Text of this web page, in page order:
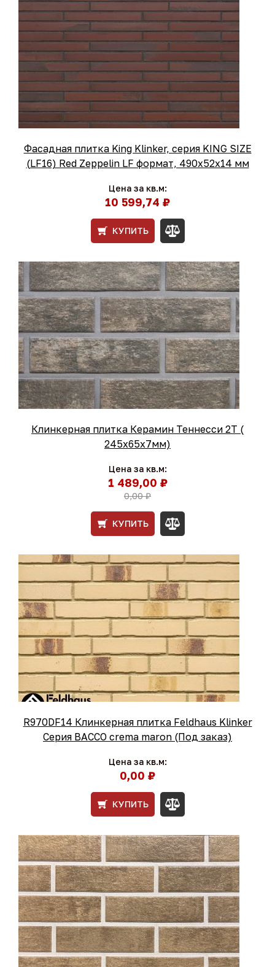
Фасадная плитка King Klinker, серия KING SIZE
(LF16) Red Zeppelin LF формат, 490х52х14 мм
Цена за кв.м:
10 599,74 ₽
КУПИТЬ
Клинкерная плитка Керамин Теннесси 2Т (
245x65x7мм)
Цена за кв.м:
1 489,00 ₽
0,00 ₽
КУПИТЬ
R970DF14 Клинкерная плитка Feldhaus Klinker
Серия BACCO crema maron (Под заказ)
Цена за кв.м:
0,00 ₽
КУПИТЬ